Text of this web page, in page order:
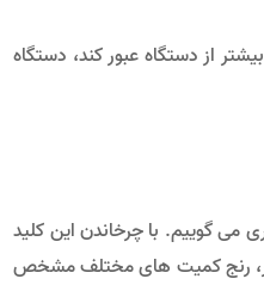
کند، ۱۰ آمپر است و اگر جریانی بیشتر از دستگاه عبور کند، دستگاه
می گوییم. با چرخاندن این کلید
زیر، رنج کمیت های مختلف مشخص